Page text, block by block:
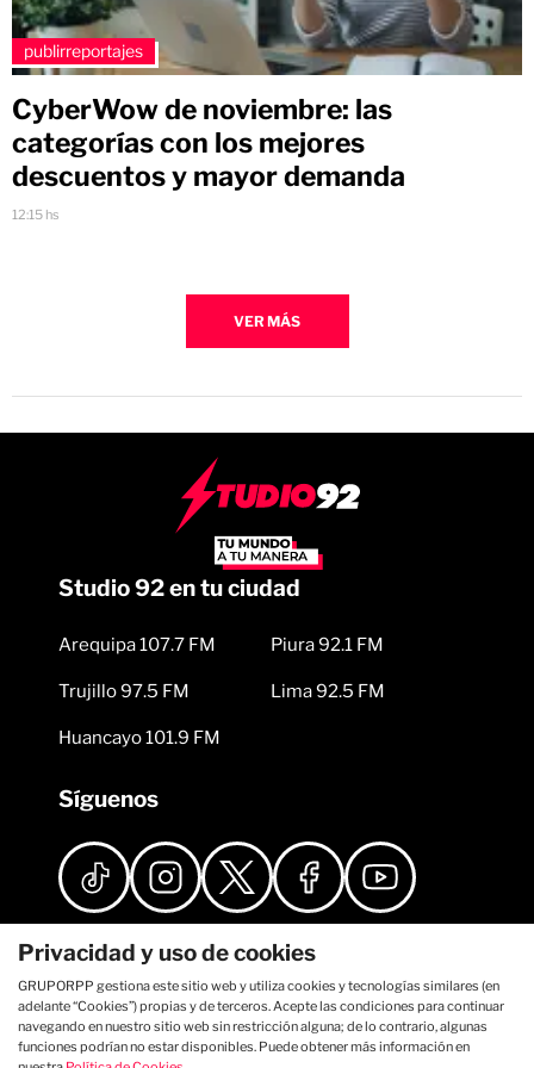
publirreportajes
CyberWow de noviembre: las
categorías con los mejores
descuentos y mayor demanda
12:15 hs
VER MÁS
Studio 92 en tu ciudad
Arequipa 107.7 FM
Trujillo 97.5 FM
Huancayo 101.9 FM
Piura 92.1 FM
Lima 92.5 FM
Síguenos
Privacidad y uso de cookies
GRUPORPP gestiona este sitio web y utiliza cookies y tecnologías similares (en
adelante “Cookies”) propias y de terceros. Acepte las condiciones para continuar
navegando en nuestro sitio web sin restricción alguna; de lo contrario, algunas
funciones podrían no estar disponibles. Puede obtener más información en